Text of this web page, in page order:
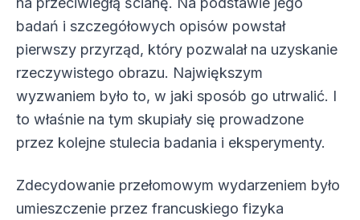
badań i szczegółowych opisów powstał
pierwszy przyrząd, który pozwalał na uzyskanie
rzeczywistego obrazu. Największym
wyzwaniem było to, w jaki sposób go utrwalić. I
to właśnie na tym skupiały się prowadzone
przez kolejne stulecia badania i eksperymenty.
Zdecydowanie przełomowym wydarzeniem było
umieszczenie przez francuskiego fizyka